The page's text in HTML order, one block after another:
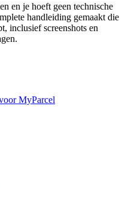
en je hoeft geen technische
handleiding gemaakt die
inclusief screenshots en
MyParcel